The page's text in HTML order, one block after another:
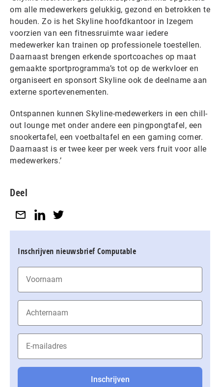
om alle medewerkers gelukkig, gezond en betrokken te
houden. Zo is het Skyline hoofdkantoor in Izegem
voorzien van een fitnessruimte waar iedere
medewerker kan trainen op professionele toestellen.
Daarnaast brengen erkende sportcoaches op maat
gemaakte sportprogramma’s tot op de werkvloer en
organiseert en sponsort Skyline ook de deelname aan
externe sportevenementen.
Ontspannen kunnen Skyline-medewerkers in een chill-
out lounge met onder andere een pingpongtafel, een
snookertafel, een voetbaltafel en een gaming corner.
Daarnaast is er twee keer per week vers fruit voor alle
medewerkers.’
Deel
Inschrijven nieuwsbrief Computable